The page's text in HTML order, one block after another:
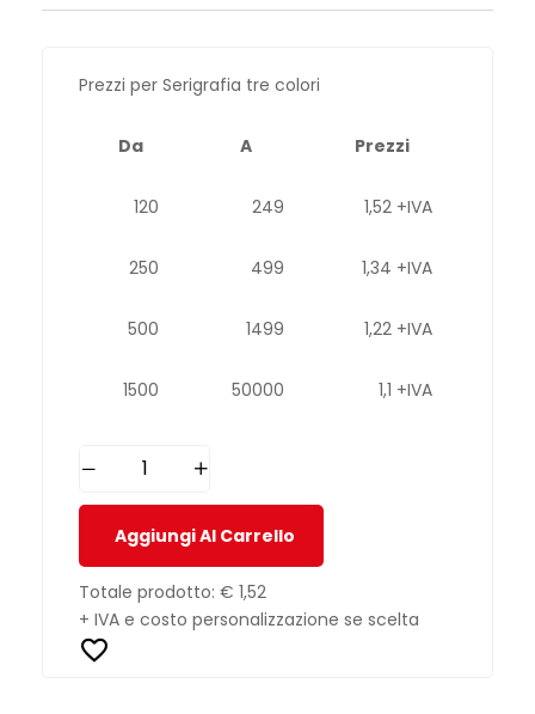
Prezzi per Serigrafia tre colori
Da A Prezzi
120 249 1,52 +IVA
250 499 1,34 +IVA
500 1499 1,22 +IVA
1500 50000 1,1 +IVA
Aggiungi Al Carrello
Totale prodotto: € 1,52
+ IVA e costo personalizzazione se scelta